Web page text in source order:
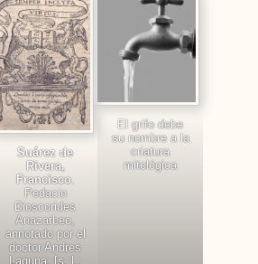
Suárez de
Rivera,
Francisco.
Pedacio
Dioscorides
Anazarbeo,
annotado por el
doctor Andres
Laguna. [s. l.:
El grifo debe
su nombre a la
criatura
mitológica